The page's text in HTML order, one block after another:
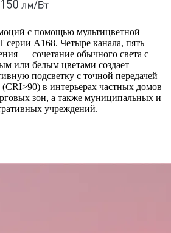
с помощью мультицветной
серии A168. Четыре канала, пять
— сочетание обычного света с
или белым цветами создает
подсветку с точной передачей
(CRI>90) в интерьерах частных домов
зон, а также муниципальных и
учреждений.